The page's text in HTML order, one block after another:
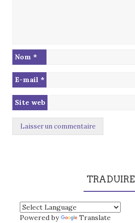
Nom *
E-mail *
Site web
TRADUIRE
Powered by Translate